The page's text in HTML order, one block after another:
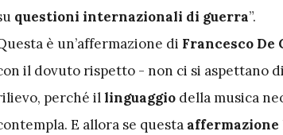
questioni internazionali di guerra”.
è un’affermazione di Francesco De
il dovuto rispetto - non ci si aspettano
perché illinguaggio della musica
E allora se questa affermazione